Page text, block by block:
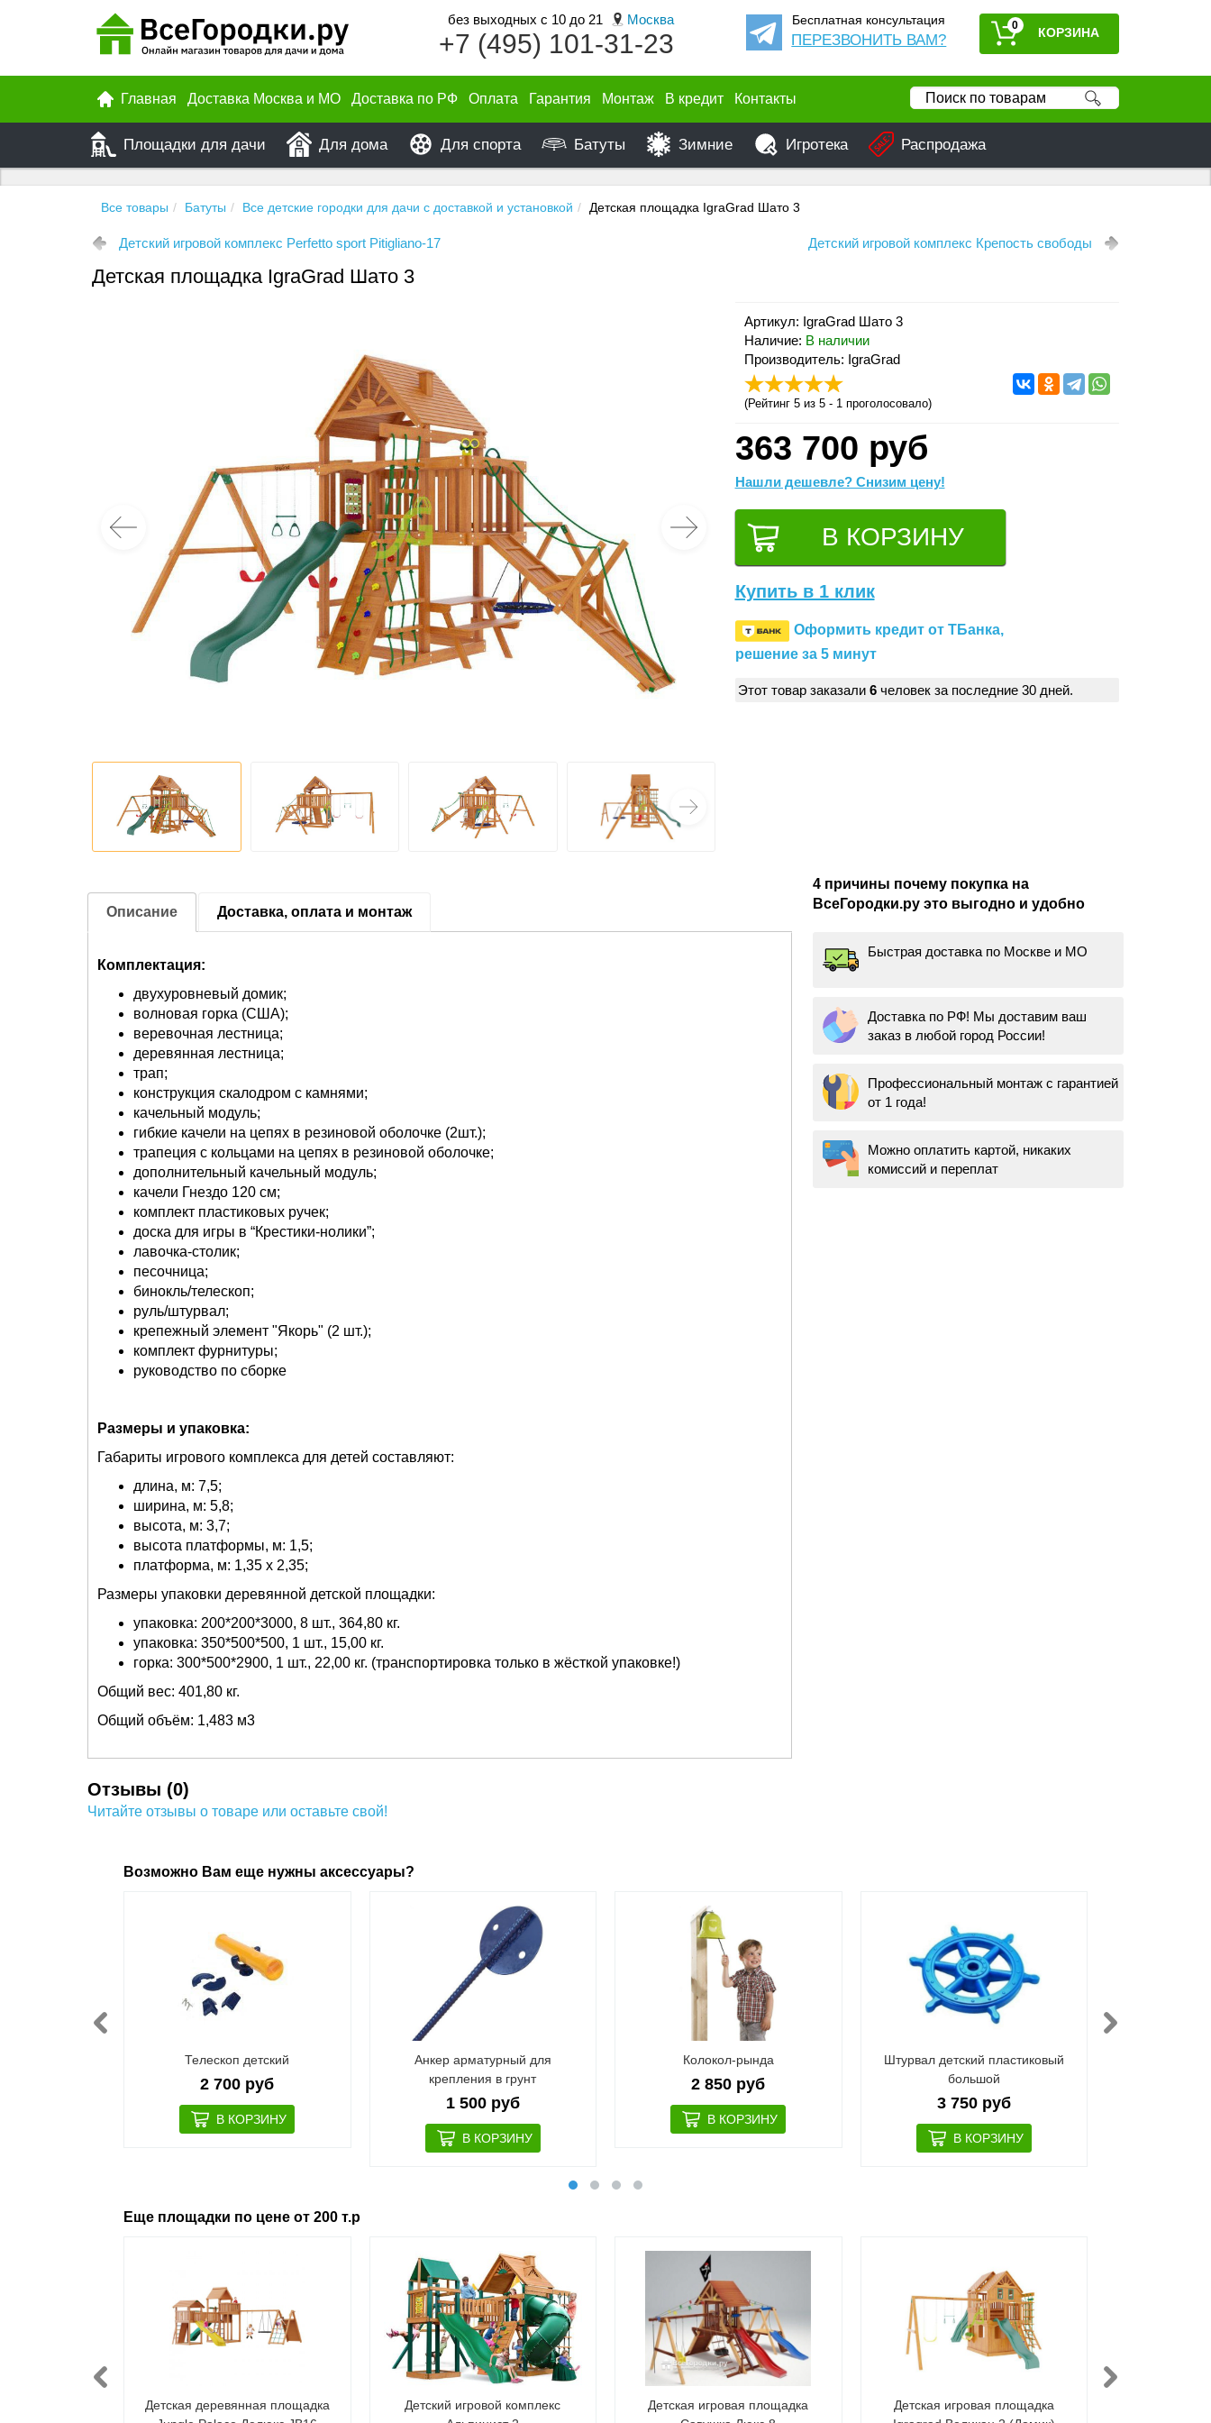
без выходных с 10 до 21 Москва
+7 (495) 101-31-23
Бесплатная консультация
ПЕРЕЗВОНИТЬ ВАМ?
0
Главная Доставка Москва и МО Доставка по РФ Оплата Гарантия Монтаж В кредит Контакты
Площадки для дачи Для дома Для спорта Батуты Зимние Игротека Распродажа
Все товары Батуты Все детские городки для дачи с доставкой и установкой Детская площадка IgraGrad Шато 3
Детский игровой комплекс Perfetto sport Pitigliano-17 Детский игровой комплекс Крепость свободы
Детская площадка IgraGrad Шато 3
Артикул: IgraGrad Шато 3
Наличие: В наличии
Производитель: IgraGrad
(Рейтинг 5из 5 - 1проголосовало)
363 700 руб
Нашли дешевле? Снизим цену!
Купить в 1 клик
Оформить кредит от ТБанка,
решение за 5 минут
Этот товар заказали 6человек за последние 30 дней.
Описание Доставка, оплата и монтаж
Комплектация:
двухуровневый домик;
волновая горка (США);
веревочная лестница;
деревянная лестница;
трап;
конструкция скалодром с камнями;
качельный модуль;
гибкие качели на цепях в резиновой оболочке (2шт.);
трапеция с кольцами на цепях в резиновой оболочке;
дополнительный качельный модуль;
качели Гнездо 120 см;
комплект пластиковых ручек;
доска для игры в “Крестики-нолики”;
лавочка-столик;
песочница;
бинокль/телескоп;
руль/штурвал;
крепежный элемент "Якорь" (2 шт.);
комплект фурнитуры;
руководство по сборке
Размеры и упаковка:
Габариты игрового комплекса для детей составляют:
длина, м: 7,5;
ширина, м: 5,8;
высота, м: 3,7;
высота платформы, м: 1,5;
платформа, м: 1,35 х 2,35;
Размеры упаковки деревянной детской площадки:
упаковка: 200*200*3000, 8 шт., 364,80 кг.
упаковка: 350*500*500, 1 шт., 15,00 кг.
горка: 300*500*2900, 1 шт., 22,00 кг. (транспортировка только в жёсткой упаковке!)
Общий вес: 401,80 кг.
Общий объём: 1,483 м3
Отзывы (0)
Читайте отзывы о товаре или оставьте свой!
4 причины почему покупка на
ВсеГородки.ру это выгодно и удобно
Быстрая доставка по Москве и МО
Доставка по РФ! Мы доставим ваш
заказ в любой город России!
Профессиональный монтаж с гарантией
от 1 года!
Можно оплатить картой, никаких
комиссий и переплат
Возможно Вам еще нужны аксессуары?
Телескоп детский
2 700 руб
Анкер арматурный для
крепления в грунт
1 500 руб
Колокол-рында
2 850 руб
Штурвал детский пластиковый
большой
3 750 руб
Еще площадки по цене от 200 т.р
Детская деревянная площадка
Детский игровой комплекс
Детская игровая площадка
Детская игровая площадка